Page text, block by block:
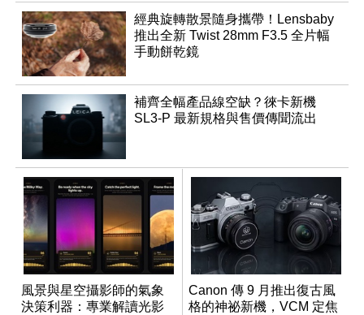
經典旋轉散景隨身攜帶！Lensbaby
推出全新 Twist 28mm F3.5 全片幅
手動餅乾鏡
補齊全幅產品線空缺？徠卡新機
SL3-P 最新規格與售價傳聞流出
風景與星空攝影師的氣象
決策利器：專業解讀光影
Canon 傳 9 月推出復古風
格的神祕新機，VCM 定焦